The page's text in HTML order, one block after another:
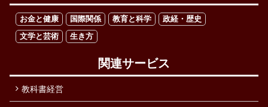
お金と健康 国際関係 教育と科学
政経・歴史
文学と芸術
生き方
関連サービス
教科書経営